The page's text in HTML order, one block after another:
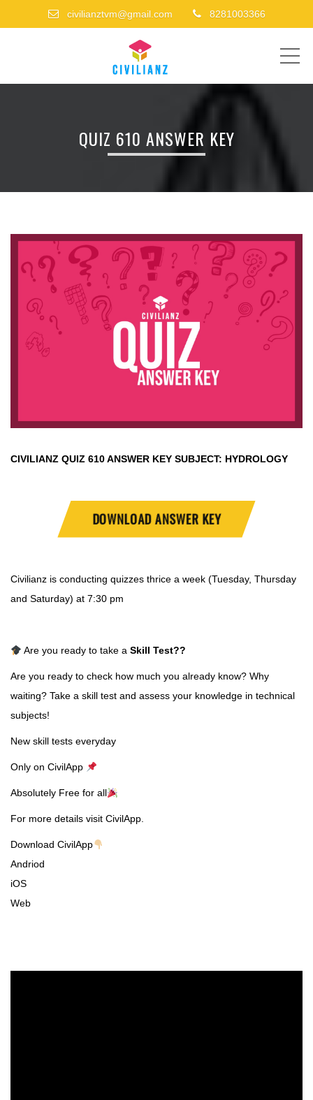
civilianztvm@gmail.com 8281003366
QUIZ 610 ANSWER KEY
CIVILIANZ QUIZ 610 ANSWER KEY SUBJECT: HYDROLOGY
DOWNLOAD ANSWER KEY
Civilianz is conducting quizzes thrice a week (Tuesday, Thursday
and Saturday) at 7:30 pm
Are you ready to take aSkill Test??
Are you ready to check how much you already know? Why
waiting? Take a skill test and assess your knowledge in technical
subjects!
New skill tests everyday
Only on CivilApp
Absolutely Free for all
For more details visit CivilApp.
Download CivilApp
Andriod
iOS
Web